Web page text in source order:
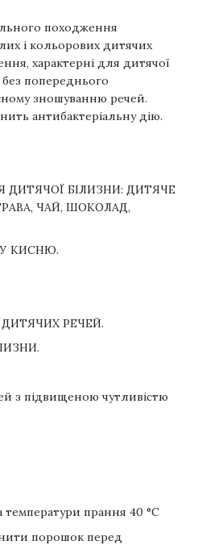
походження
і кольорових дитячих
характерні для дитячої
попереднього
зношуванню речей.
антибактеріальну дію.
ДИТЯЧОЇ БІЛИЗНИ: ДИТЯЧЕ
ЧАЙ, ШОКОЛАД,
КИСНЮ.
ДИТЯЧИХ РЕЧЕЙ.
з підвищеною чутливістю
прання 40 °С
порошок перед